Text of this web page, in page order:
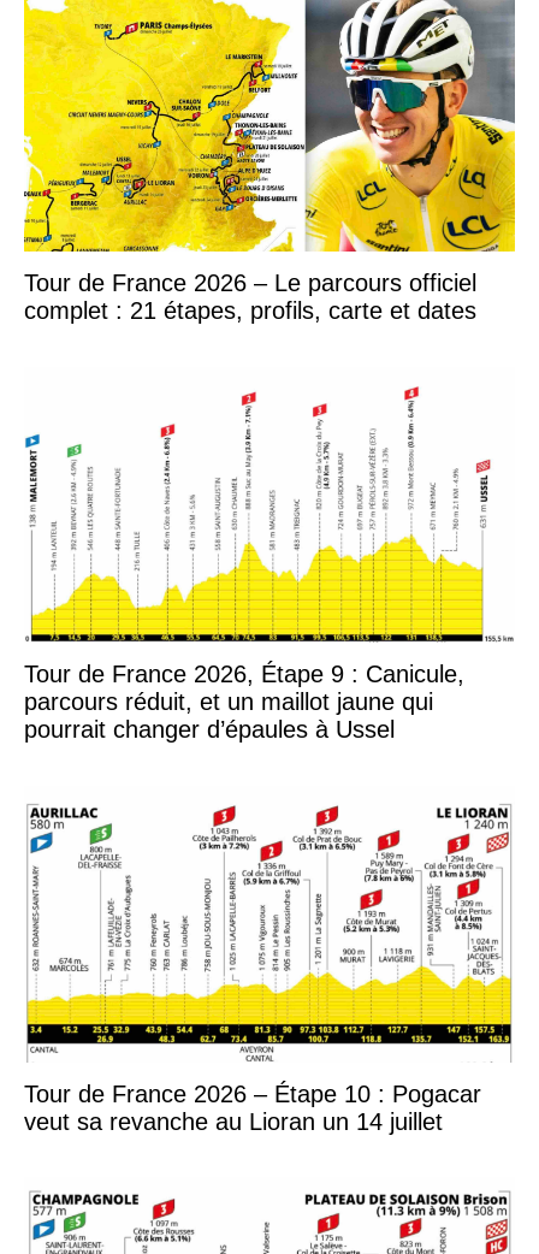
Tour de France 2026 – Le parcours officiel
complet : 21 étapes, profils, carte et dates
Tour de France 2026, Étape 9 : Canicule,
parcours réduit, et un maillot jaune qui
pourrait changer d’épaules à Ussel
Tour de France 2026 – Étape 10 : Pogacar
veut sa revanche au Lioran un 14 juillet